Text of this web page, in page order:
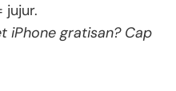
jujur.
iPhone gratisan? Cap